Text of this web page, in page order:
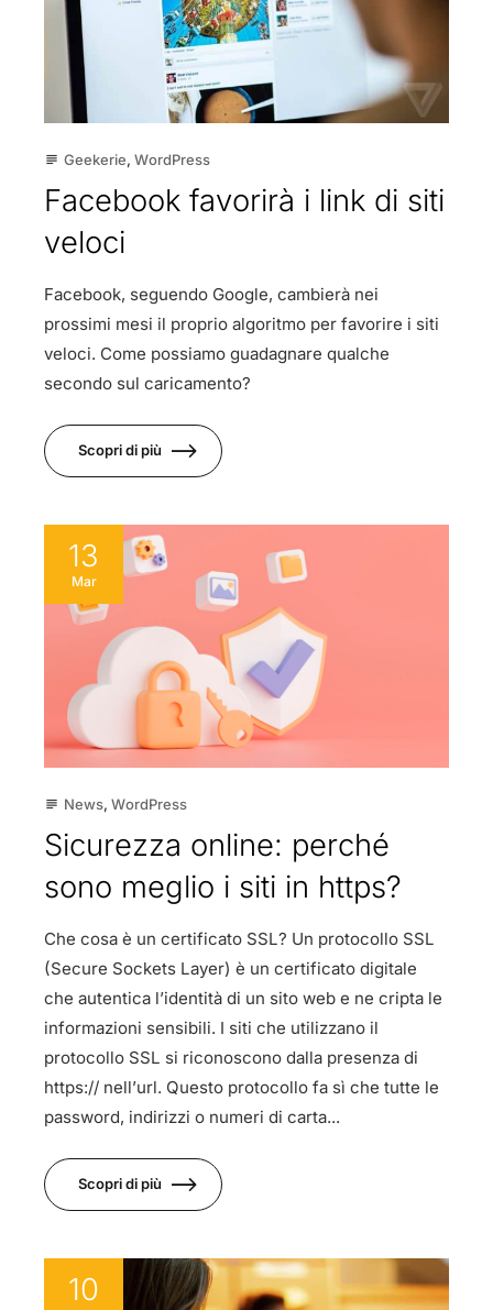
subject Geekerie, WordPress
Facebook favorirà i link di siti
veloci
Facebook, seguendo Google, cambierà nei
prossimi mesi il proprio algoritmo per favorire i siti
veloci. Come possiamo guadagnare qualche
secondo sul caricamento?
Scopri di più
13
Mar
subject News, WordPress
Sicurezza online: perché
sono meglio i siti in https?
Che cosa è un certificato SSL? Un protocollo SSL
(Secure Sockets Layer) è un certificato digitale
che autentica l’identità di un sito web e ne cripta le
informazioni sensibili. I siti che utilizzano il
protocollo SSL si riconoscono dalla presenza di
https:// nell’url. Questo protocollo fa sì che tutte le
password, indirizzi o numeri di carta...
Scopri di più
10